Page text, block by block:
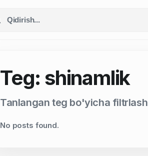
Teg: shinamlik
Tanlangan teg bo'yicha filtrlash
No posts found.